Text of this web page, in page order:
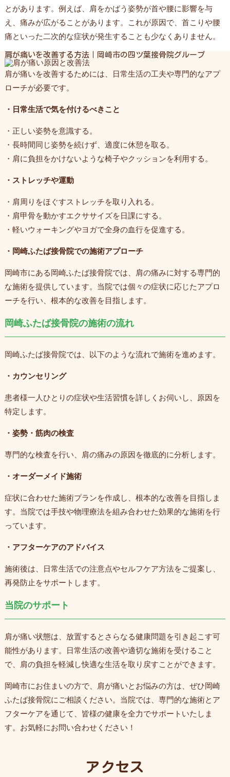
とがあります。例えば、肩をかばう姿勢が首や腰に影響を与
え、痛みが広がることがあります。これが原因で、首こりや腰
痛といった二次的な症状が発生することも少なくありません。
肩が痛いを改善する方法｜岡崎市の四ツ葉接骨院グループ
肩が痛いを改善するためには、日常生活の工夫や専門的なアプ
ローチが必要です。
・日常生活で気を付けるべきこと
・正しい姿勢を意識する。
・長時間同じ姿勢を続けず、適度に休憩を取る。
・肩に負担をかけないような椅子やクッションを利用する。
・ストレッチや運動
・肩周りをほぐすストレッチを取り入れる。
・肩甲骨を動かすエクササイズを日課にする。
・軽いウォーキングやヨガで全身の血行を促進する。
・岡崎ふたば接骨院での施術アプローチ
岡崎市にある岡崎ふたば接骨院では、肩の痛みに対する専門的
な施術を提供しています。当院では個々の症状に応じたアプロ
ーチを行い、根本的な改善を目指します。
岡崎ふたば接骨院の施術の流れ
岡崎ふたば接骨院では、以下のような流れで施術を進めます。
・カウンセリング
患者様一人ひとりの症状や生活習慣を詳しくお伺いし、原因を
特定します。
・姿勢・筋肉の検査
専門的な検査を行い、肩の痛みの原因を徹底的に分析します。
・オーダーメイド施術
症状に合わせた施術プランを作成し、根本的な改善を目指しま
す。当院では手技や物理療法を組み合わせた効果的な施術を行
っています。
・アフターケアのアドバイス
施術後は、日常生活での注意点やセルフケア方法をご提案し、
再発防止をサポートします。
当院のサポート
肩が痛い状態は、放置するとさらなる健康問題を引き起こす可
能性があります。日常生活の改善や適切な施術を受けること
で、肩の負担を軽減し快適な生活を取り戻すことができます。
岡崎市にお住まいの方で、肩が痛いとお悩みの方は、ぜひ岡崎
ふたば接骨院にご相談ください。当院では、専門的な施術とア
フターケアを通じて、皆様の健康を全力でサポートいたしま
す。お気軽にお問い合わせください！
アクセス